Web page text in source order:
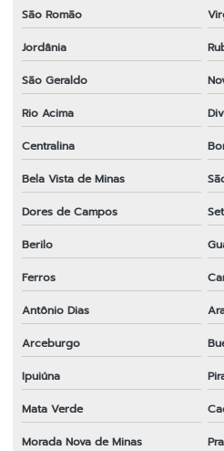
São Romão
Jordânia
São Geraldo
Rio Acima
Centralina
Bela Vista de Minas
Dores de Campos
Berilo
Ferros
Antônio Dias
Arceburgo
Ipuiúna
Mata Verde
Morada Nova de Minas